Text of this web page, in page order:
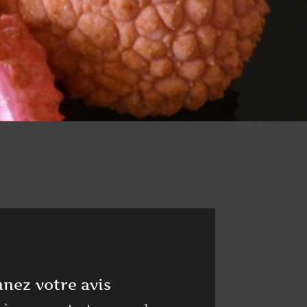
votre avis